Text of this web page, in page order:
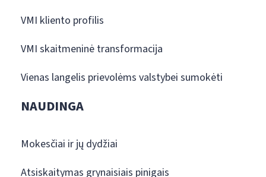
VMI kliento profilis
VMI skaitmeninė transformacija
Vienas langelis prievolėms valstybei sumokėti
NAUDINGA
Mokesčiai ir jų dydžiai
Atsiskaitymas grynaisiais pinigais